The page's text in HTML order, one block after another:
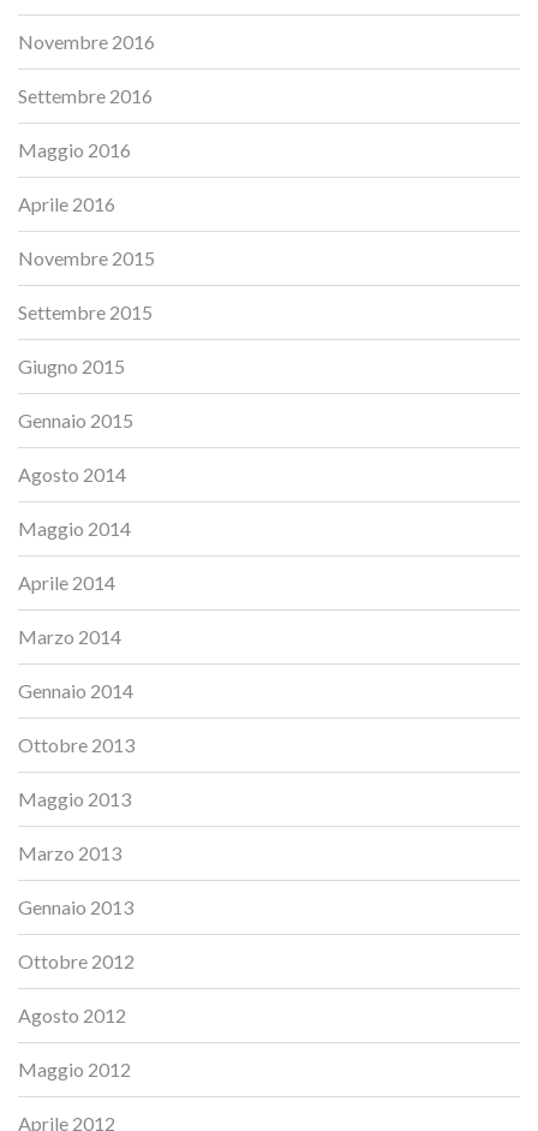
Novembre 2016
Settembre 2016
Maggio 2016
Aprile 2016
Novembre 2015
Settembre 2015
Giugno 2015
Gennaio 2015
Agosto 2014
Maggio 2014
Aprile 2014
Marzo 2014
Gennaio 2014
Ottobre 2013
Maggio 2013
Marzo 2013
Gennaio 2013
Ottobre 2012
Agosto 2012
Maggio 2012
Aprile 2012